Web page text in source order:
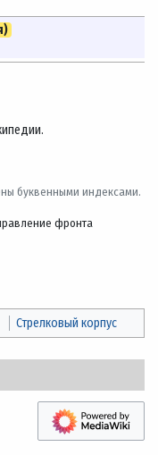
буквенными индексами.
фронта
Стрелковый корпус